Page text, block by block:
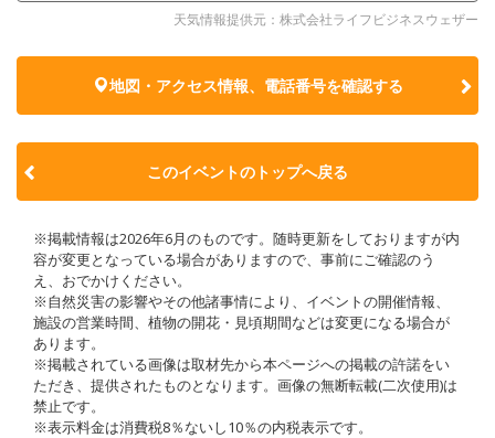
天気情報提供元：株式会社ライフビジネスウェザー
地図・アクセス情報、電話番号を確認する
このイベントのトップへ戻る
※掲載情報は2026年6月のものです。随時更新をしておりますが内
容が変更となっている場合がありますので、事前にご確認のう
え、おでかけください。
※自然災害の影響やその他諸事情により、イベントの開催情報、
施設の営業時間、植物の開花・見頃期間などは変更になる場合が
あります。
※掲載されている画像は取材先から本ページへの掲載の許諾をい
ただき、提供されたものとなります。画像の無断転載(二次使用)は
禁止です。
※表示料金は消費税8％ないし10％の内税表示です。